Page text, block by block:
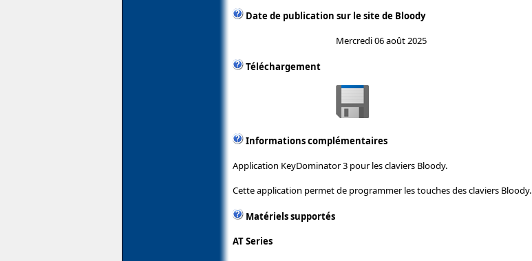
Date de publication sur le site de Bloody
Mercredi 06 août 2025
Téléchargement
Informations complémentaires
Application KeyDominator 3 pour les claviers Bloody.
Cette application permet de programmer les touches des claviers Bloody.
Matériels supportés
AT Series